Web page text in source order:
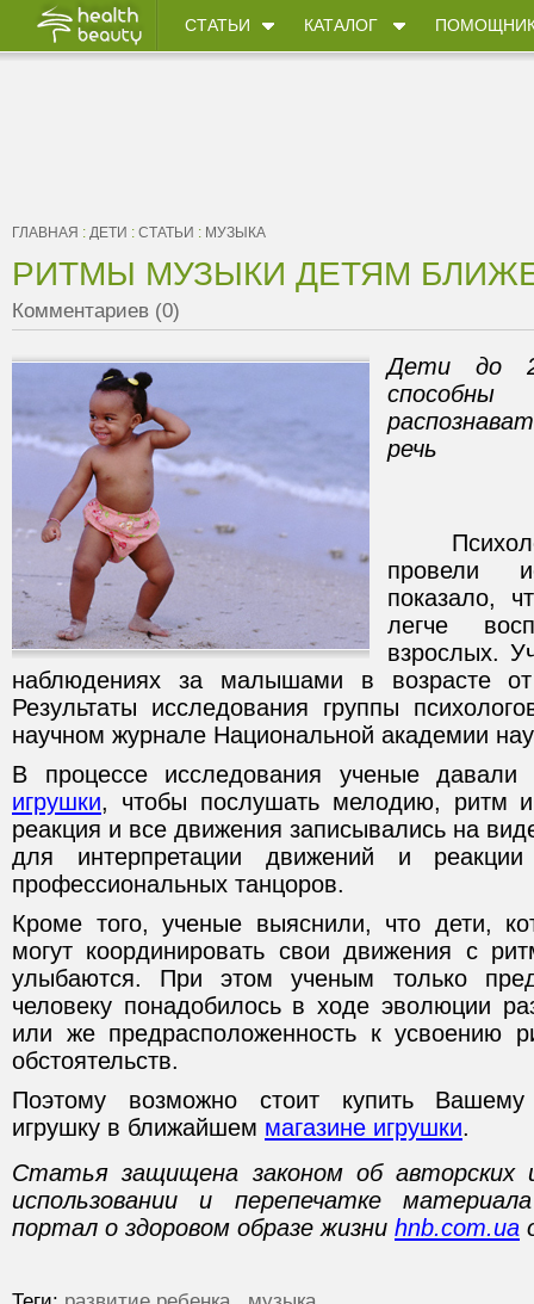
СТАТЬИ КАТАЛОГ
ГЛАВНАЯ : ДЕТИ : СТАТЬИ : МУЗЫКА
РИТМЫ МУЗЫКИ ДЕТЯМ
Комментариев (0)
Дети до 2
речь
провели
показало,
легче
взрослых.
наблюдениях за малышами в возрасте
Результаты исследования группы
научном журнале Национальной академии
В процессе исследования ученые
игрушки, чтобы послушать мелодию, ритм
реакция и все движения записывались на
для интерпретации движений и реакции
профессиональных танцоров.
Кроме того, ученые выяснили, что дети,
могут координировать свои движения с
улыбаются. При этом ученым только
человеку понадобилось в ходе эволюции
или же предрасположенность к усвоению
обстоятельств.
Поэтому возможно стоит купить
игрушку в ближайшем магазине игрушки.
Статья защищена законом об авторских
использовании и перепечатке
портал о здоровом образе жизни hnb.com.ua